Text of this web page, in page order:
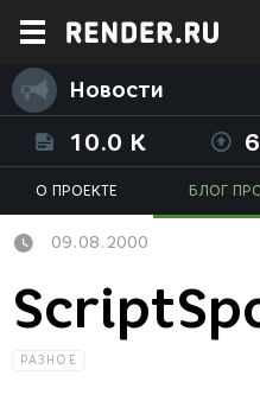
Новости
10.0 K
О ПРОЕКТЕ БЛОГ
09.08.2000
РАЗНОЕ